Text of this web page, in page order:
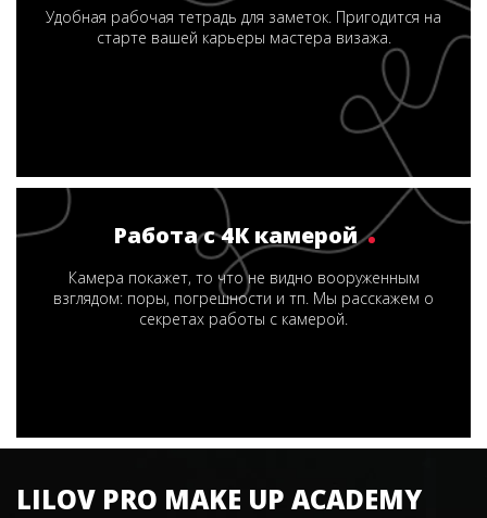
Удобная рабочая тетрадь для заметок. Пригодится на
старте вашей карьеры мастера визажа.
Работа с 4К камерой
Камера покажет, то что не видно вооруженным
взглядом: поры, погрешности и тп. Мы расскажем о
секретах работы с камерой.
LILOV PRO MAKE UP ACADEMY